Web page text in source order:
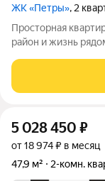
ЖК «Петры», 2
Просторная
район и жизнь
зонами.
остекление. В
5 028 450 ₽
от 18 974 ₽ в месяц
47,9 м²
2-комн.